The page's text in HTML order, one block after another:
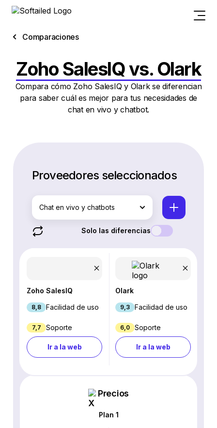
Comparaciones
Zoho SalesIQ vs. Olark
Compara cómo Zoho SalesIQ y Olark se diferencian
para saber cuál es mejor para tus necesidades de
chat en vivo y chatbot.
Proveedores seleccionados
Chat en vivo y chatbots
Solo las diferencias
Zoho SalesIQ
8,8 Facilidad de uso
7,7 Soporte
Ir a la web
Olark
9,3 Facilidad de uso
6,0 Soporte
Ir a la web
Precios
Plan 1